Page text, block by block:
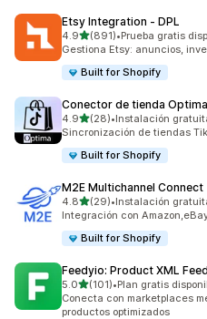
Etsy Integration ‑ DPL
4.9de 5 estrellas
(891)
891 reseñas en total
•Prueba gratis
Gestiona Etsy: anuncios,
Built for Shopify
Conector de tienda
4.9de 5 estrellas
(28)
28 reseñas en total
•Instalación
Sincronización de tiendas
Built for Shopify
M2E Multichannel Connect
4.8de 5 estrellas
(29)
29 reseñas en total
•Instalación
Integración con
Built for Shopify
Feedyio: Product XML
5.0de 5 estrellas
(101)
101 reseñas en total
•Plan gratis
Conecta con marketplaces
productos optimizados